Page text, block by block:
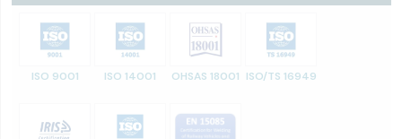
ISO 9001 ISO 14001 OHSAS 18001 ISO/TS 16949